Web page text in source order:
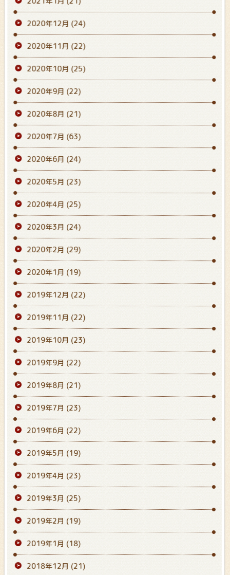
2020年12月 (24)
2020年11月 (22)
2020年10月 (25)
2020年9月 (22)
2020年8月 (21)
2020年7月 (63)
2020年6月 (24)
2020年5月 (23)
2020年4月 (25)
2020年3月 (24)
2020年2月 (29)
2020年1月 (19)
2019年12月 (22)
2019年11月 (22)
2019年10月 (23)
2019年9月 (22)
2019年8月 (21)
2019年7月 (23)
2019年6月 (22)
2019年5月 (19)
2019年4月 (23)
2019年3月 (25)
2019年2月 (19)
2019年1月 (18)
2018年12月 (21)